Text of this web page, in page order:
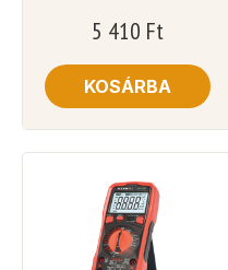
5 410 Ft
KOSÁRBA